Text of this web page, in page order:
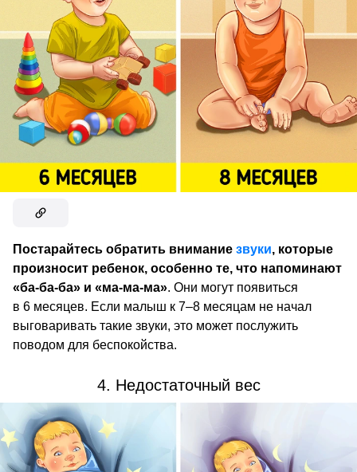
Постарайтесь обратить внимание звуки, которые
произносит ребенок, особенно те, что напоминают
«ба-ба-ба» и «ма-ма-ма». Они могут появиться
в 6 месяцев. Если малыш к 7–8 месяцам не начал
выговаривать такие звуки, это может послужить
поводом для беспокойства.
4. Недостаточный вес